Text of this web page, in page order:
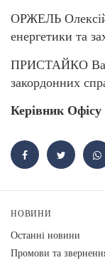
ОРЖЕЛЬ
енергетики та
ПРИСТАЙКО
закордонних
Керівник
НОВИНИ
Останні новини
Промови та